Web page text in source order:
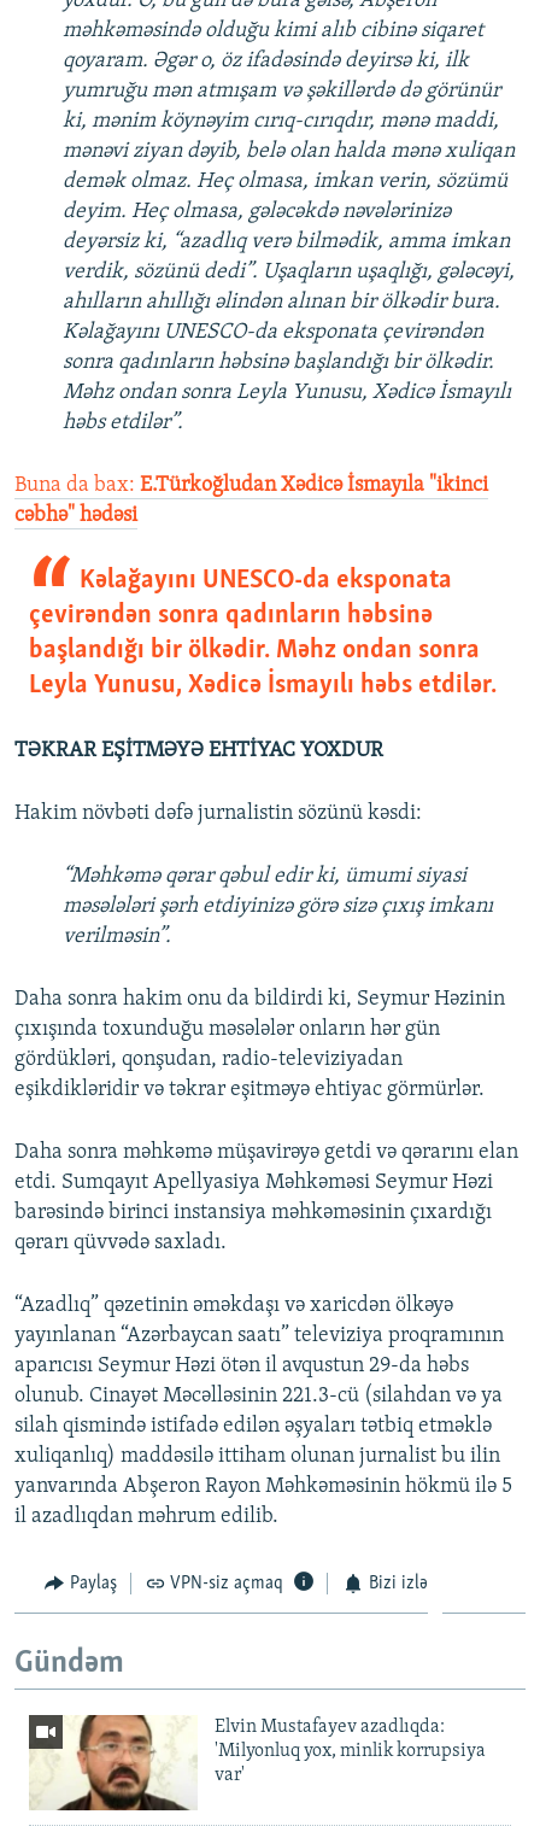
məhkəməsində olduğu kimi alıb cibinə siqaret
qoyaram. Əgər o, öz ifadəsində deyirsə ki, ilk
yumruğu mən atmışam və şəkillərdə də görünür
ki, mənim köynəyim cırıq-cırıqdır, mənə maddi,
mənəvi ziyan dəyib, belə olan halda mənə xuliqan
demək olmaz. Heç olmasa, imkan verin, sözümü
deyim. Heç olmasa, gələcəkdə nəvələrinizə
deyərsiz ki, “azadlıq verə bilmədik, amma imkan
verdik, sözünü dedi”. Uşaqların uşaqlığı, gələcəyi,
ahılların ahıllığı əlindən alınan bir ölkədir bura.
Kəlağayını UNESCO-da eksponata çevirəndən
sonra qadınların həbsinə başlandığı bir ölkədir.
Məhz ondan sonra Leyla Yunusu, Xədicə İsmayılı
həbs etdilər”.
Buna da bax: E.Türkoğludan Xədicə İsmayıla "ikinci
cəbhə" hədəsi
Kəlağayını UNESCO-da eksponata
çevirəndən sonra qadınların həbsinə
başlandığı bir ölkədir. Məhz ondan sonra
Leyla Yunusu, Xədicə İsmayılı həbs etdilər.
TƏKRAR EŞİTMƏYƏ EHTİYAC YOXDUR
Hakim növbəti dəfə jurnalistin sözünü kəsdi:
“Məhkəmə qərar qəbul edir ki, ümumi siyasi
məsələləri şərh etdiyinizə görə sizə çıxış imkanı
verilməsin”.
Daha sonra hakim onu da bildirdi ki, Seymur Həzinin
çıxışında toxunduğu məsələlər onların hər gün
gördükləri, qonşudan, radio-televiziyadan
eşikdikləridir və təkrar eşitməyə ehtiyac görmürlər.
Daha sonra məhkəmə müşavirəyə getdi və qərarını elan
etdi. Sumqayıt Apellyasiya Məhkəməsi Seymur Həzi
barəsində birinci instansiya məhkəməsinin çıxardığı
qərarı qüvvədə saxladı.
“Azadlıq” qəzetinin əməkdaşı və xaricdən ölkəyə
yayınlanan “Azərbaycan saatı” televiziya proqramının
aparıcısı Seymur Həzi ötən il avqustun 29-da həbs
olunub. Cinayət Məcəlləsinin 221.3-cü (silahdan və ya
silah qismində istifadə edilən əşyaları tətbiq etməklə
xuliqanlıq) maddəsilə ittiham olunan jurnalist bu ilin
yanvarında Abşeron Rayon Məhkəməsinin hökmü ilə 5
il azadlıqdan məhrum edilib.
Paylaş VPN-siz açmaq Bizi izlə
Gündəm
Elvin Mustafayev azadlıqda:
'Milyonluq yox, minlik korrupsiya
var'